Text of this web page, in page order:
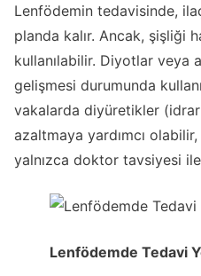
Lenfödemin tedavisinde,
planda kalır. Ancak, şişliği
kullanılabilir. Diyotlar veya
gelişmesi durumunda
vakalarda diyüretikler
azaltmaya yardımcı
yalnızca doktor tavsiyesi ile
Lenfödemde Tedavi